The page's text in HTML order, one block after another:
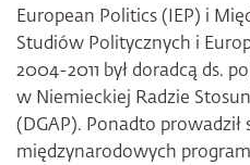
European Politics (IEP) i
Studiów Politycznych i
2004-2011 był doradcą ds.
w Niemieckiej Radzie
(DGAP). Ponadto
międzynarodowych